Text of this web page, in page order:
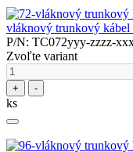
vláknový trunkový
P/N: TC072yyy-zzzz-
Zvoľte variant
+ -
ks